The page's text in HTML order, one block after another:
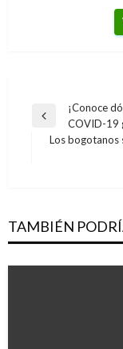
Navegación
Entrada
anterior
¡Conoce
COVID-19
Los bogotanos
TAMBIÉN